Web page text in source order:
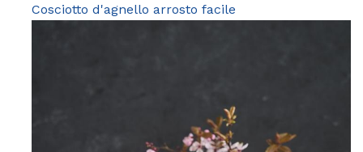
Cosciotto d'agnello arrosto facile